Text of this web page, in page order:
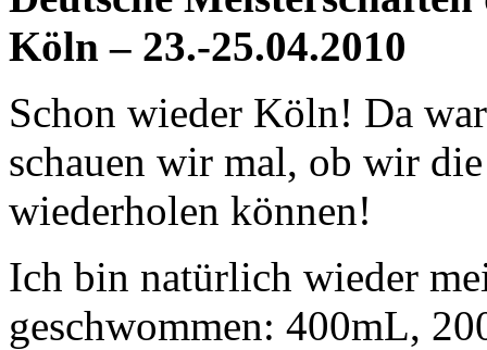
Köln – 23.-25.04.2010
Schon wieder Köln! Da
schauen wir mal, ob wir
wiederholen können!
Ich bin natürlich wieder
geschwommen: 400mL,